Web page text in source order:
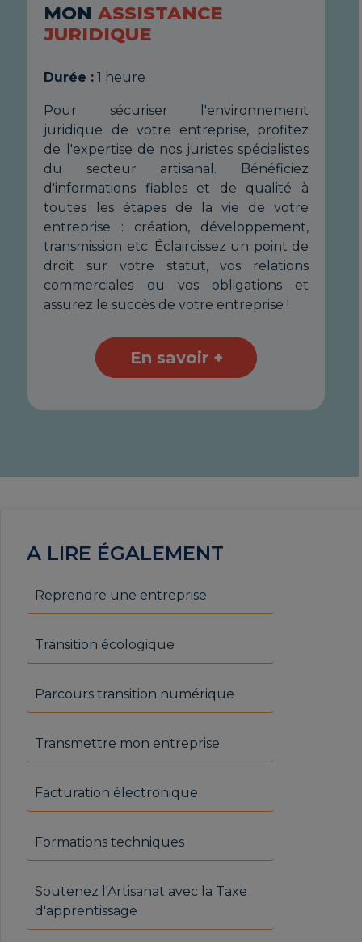
MONASSISTANCE
JURIDIQUE
Durée : 1 heure
Pour sécuriser l'environnement
juridique de votre entreprise, profitez
de l'expertise de nos juristes spécialistes
du secteur artisanal. Bénéficiez
d'informations fiables et de qualité à
toutes les étapes de la vie de votre
entreprise : création, développement,
transmission etc. Éclaircissez un point de
droit sur votre statut, vos relations
commerciales ou vos obligations et
assurez le succès de votre entreprise !
En savoir +
A LIRE ÉGALEMENT
Reprendre une entreprise
Transition écologique
Parcours transition numérique
Transmettre mon entreprise
Facturation électronique
Formations techniques
Soutenez l'Artisanat avec la Taxe
d'apprentissage